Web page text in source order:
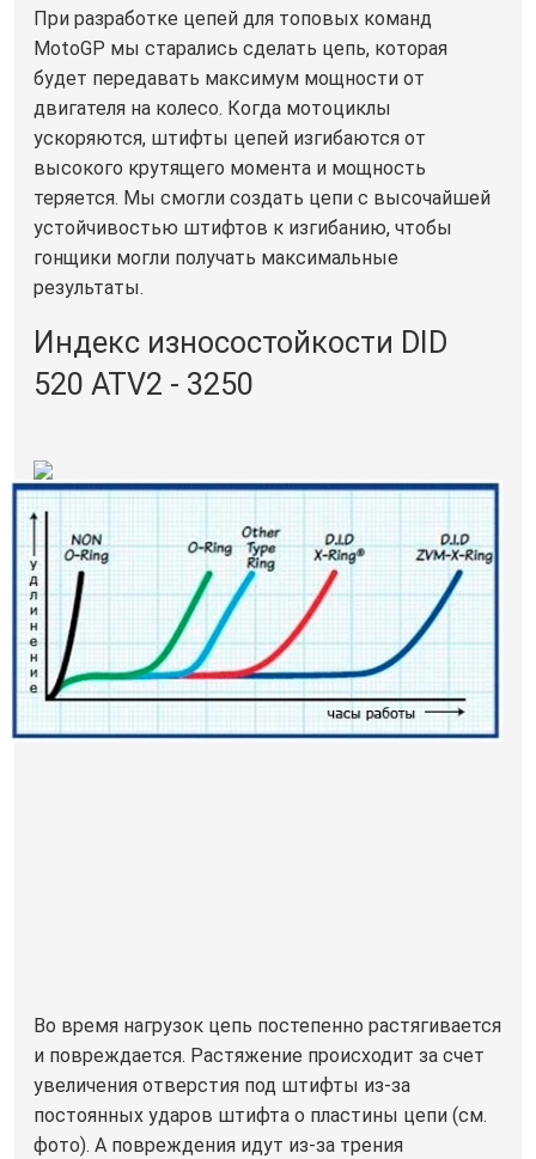
При разработке цепей для топовых команд
MotoGP мы старались сделать цепь, которая
будет передавать максимум мощности от
двигателя на колесо. Когда мотоциклы
ускоряются, штифты цепей изгибаются от
высокого крутящего момента и мощность
теряется. Мы смогли создать цепи с высочайшей
устойчивостью штифтов к изгибанию, чтобы
гонщики могли получать максимальные
результаты.
Индекс износостойкости DID
520 ATV2 - 3250
Во время нагрузок цепь постепенно растягивается
и повреждается. Растяжение происходит за счет
увеличения отверстия под штифты из-за
постоянных ударов штифта о пластины цепи (см.
фото). А повреждения идут из-за трения